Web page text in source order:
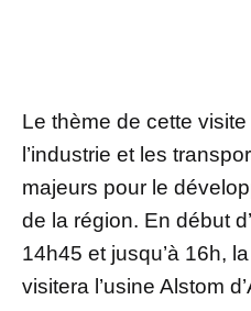
Le thème de cette
l’industrie et les
majeurs pour le
de la région. En début
14h45 et jusqu’à 16h,
visitera l’usine Alstom